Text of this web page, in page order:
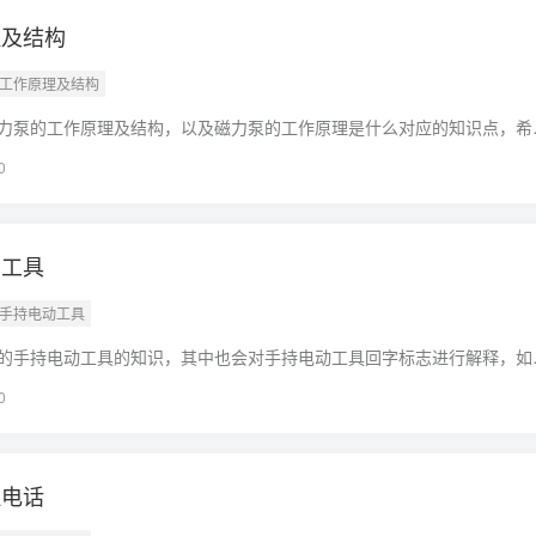
结构
作原理及结构
泵的工作原理及结构，以及磁力泵的工作原理是什么对应的知识点，希
具
持电动工具
手持电动工具的知识，其中也会对手持电动工具回字标志进行解释，如
话